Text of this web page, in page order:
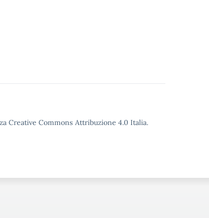
Creative Commons Attribuzione 4.0 Italia.